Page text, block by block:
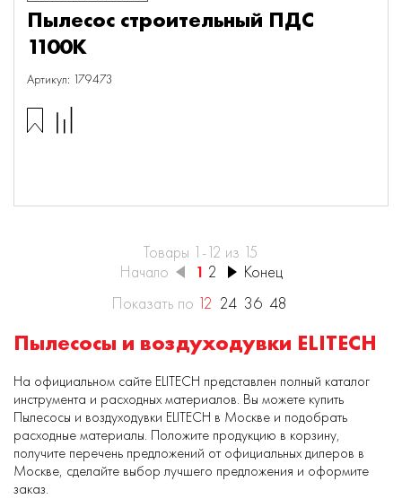
Пылесос строительный ПДС
1100К
Артикул: 179473
Товары 1-12 из 15
Начало
1 2
Конец
Показать по 12 24 36 48
Пылесосы и воздуходувки ELITECH
На официальном сайте ELITECH представлен полный каталог
инструмента и расходных материалов. Вы можете купить
Пылесосы и воздуходувки ELITECH в Москве и подобрать
расходные материалы. Положите продукцию в корзину,
получите перечень предложений от официальных дилеров в
Москве, сделайте выбор лучшего предложения и оформите
заказ.